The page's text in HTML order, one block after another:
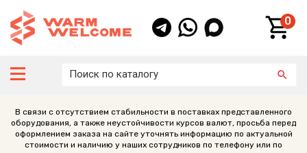
0
В связи с отсутствием стабильности в поставках представленного
оборудования, а также неустойчивости курсов валют, просьба перед
оформлением заказа на сайте уточнять информацию по актуальной
стоимости и наличию у наших сотрудников по телефону или по